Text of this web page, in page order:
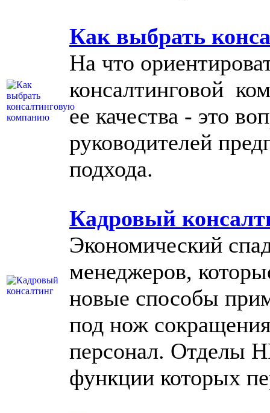
Как выбрать
На что
консалтинговой
ее качества - это
руководителей
подхода.
Кадровый
Экономический
менеджеров,
новые способы
под нож
персонал. Отделы
функции которых